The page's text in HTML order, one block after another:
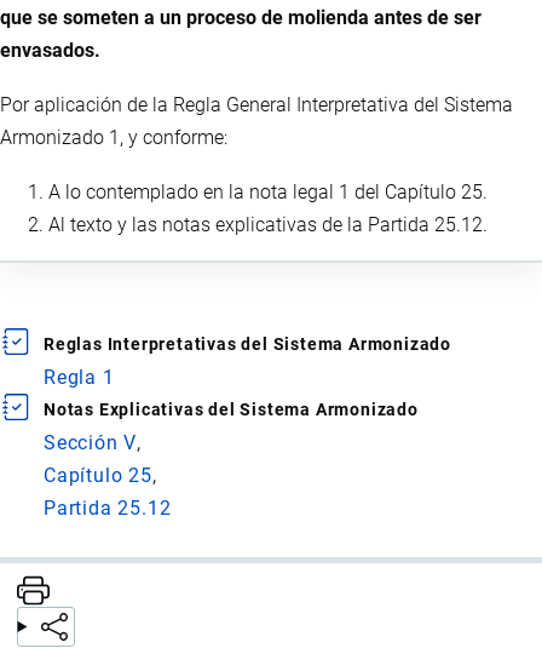
que se someten a un proceso de molienda antes de ser
envasados.
Por aplicación de la Regla General Interpretativa del Sistema
Armonizado 1, y conforme:
A lo contemplado en la nota legal 1 del Capítulo 25.
Al texto y las notas explicativas de la Partida 25.12.
Reglas Interpretativas del Sistema Armonizado
Regla 1
Notas Explicativas del Sistema Armonizado
Sección V
Capítulo 25
Partida 25.12